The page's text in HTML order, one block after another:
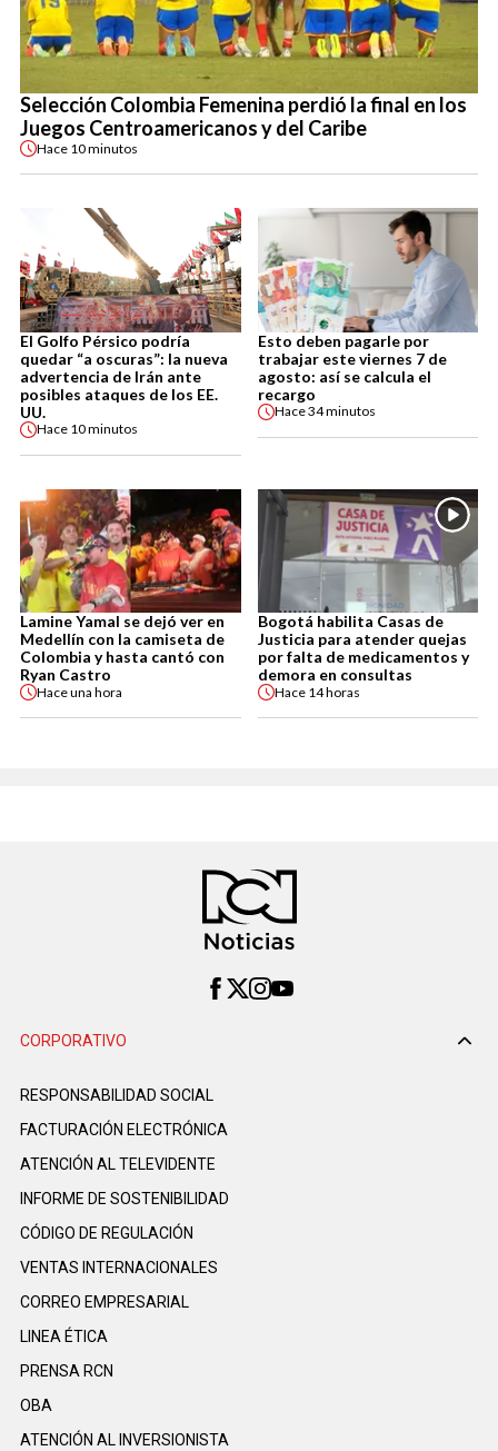
Selección Colombia Femenina perdió la final en los
Juegos Centroamericanos y del Caribe
Hace 10 minutos
El Golfo Pérsico podría
quedar “a oscuras”: la nueva
advertencia de Irán ante
posibles ataques de los EE.
UU.
Hace 10 minutos
Esto deben pagarle por
trabajar este viernes 7 de
agosto: así se calcula el
recargo
Hace34 minutos
Lamine Yamal se dejó ver en
Medellín con la camiseta de
Colombia y hasta cantó con
Ryan Castro
Haceuna hora
Bogotá habilita Casas de
Justicia para atender quejas
por falta de medicamentos y
demora en consultas
Hace 14 horas
CORPORATIVO
RESPONSABILIDAD SOCIAL
FACTURACIÓN ELECTRÓNICA
ATENCIÓN AL TELEVIDENTE
INFORME DE SOSTENIBILIDAD
CÓDIGO DE REGULACIÓN
VENTAS INTERNACIONALES
CORREO EMPRESARIAL
LINEA ÉTICA
PRENSA RCN
OBA
ATENCIÓN AL INVERSIONISTA